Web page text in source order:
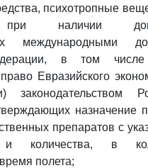
психотропные
при наличии
международными
в том числе
Евразийского
назначение
препаратов с
и количества, в
полета;